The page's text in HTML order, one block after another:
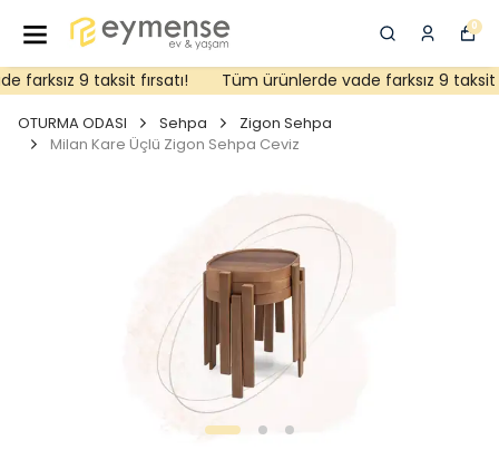
0
9 taksit fırsatı! Tüm ürünlerde vade farksız 9 taksit
OTURMA ODASI Sehpa
Zigon Sehpa
Milan Kare Üçlü Zigon Sehpa Ceviz